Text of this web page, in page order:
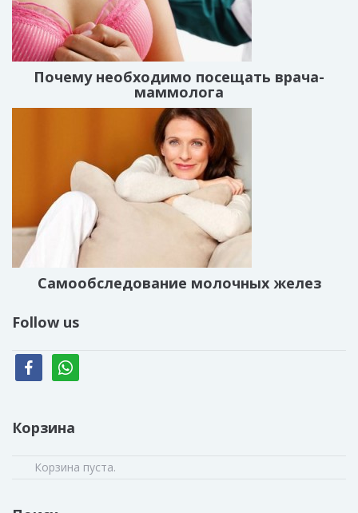
Почему необходимо посещать врача-
маммолога
Cамообследование молочных желез
Follow us
facebookwhatsapp
Корзина
Корзина пуста.